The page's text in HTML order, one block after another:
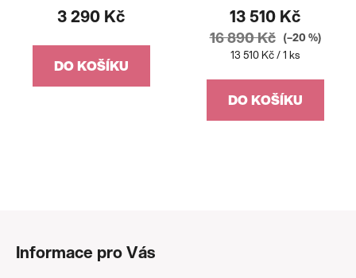
3 290 Kč
DO KOŠÍKU
13 510 Kč
16 890 Kč (–20 %)
Měrná
13 510 Kč / 1 ks
DO KOŠÍKU
Informace pro Vás